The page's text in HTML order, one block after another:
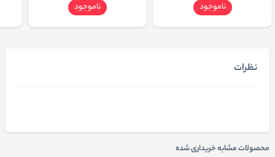
ناموجود ناموجود
نظرات
محصولات مشابه خریداری شده